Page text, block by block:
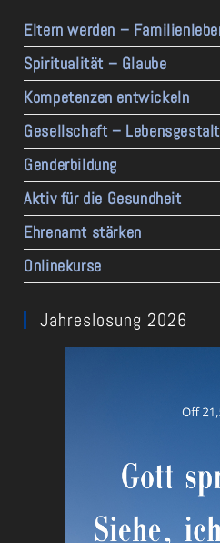
Eltern werden –
Spiritualität – Glaube
Kompetenzen entwickeln
Gesellschaft –
Genderbildung
Aktiv für die Gesundheit
Ehrenamt stärken
Onlinekurse
Jahreslosung 2026